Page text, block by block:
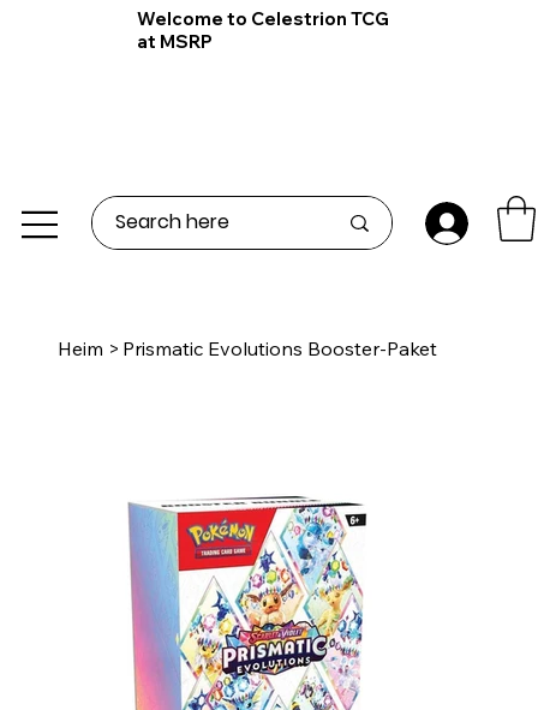
Welcome to Celestrion TCG
at MSRP
Heim > Prismatic Evolutions Booster-Paket